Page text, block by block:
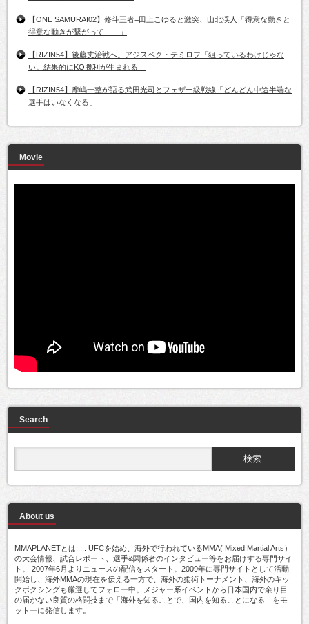
【ONE SAMURAI02】修斗王者=田上こゆると激突、山北渓人「得意な動きと
得意な動きが繋がって――」
【RIZIN54】後藤丈治戦へ。アジスベク・テミロフ「狙っているわけじゃな
い。結果的にKO勝利が生まれる」
【RIZIN54】摩嶋一整が語る武田光司とフェザー級戦線「どんどん中途半端な
選手はいなくなる」
Movie
Search
About us
MMAPLANETとは..... UFCを始め、海外で行われているMMA( Mixed Martial Arts）
の大会情報、試合レポート、選手&関係者のインタビュー等をお届けする専門サイ
ト。 2007年6月よりニュースの配信をスタート。2009年に専門サイトとして活動
開始し、海外MMAの現在を伝える一方で、海外の柔術トーナメント、海外のキッ
クボクシングも厳選してフォロー中。メジャー系イベントから日本国内で余り目
の届かない良質の格闘技まで「海外を知ることで、国内を知ることになる」をモ
ットーに発信します。